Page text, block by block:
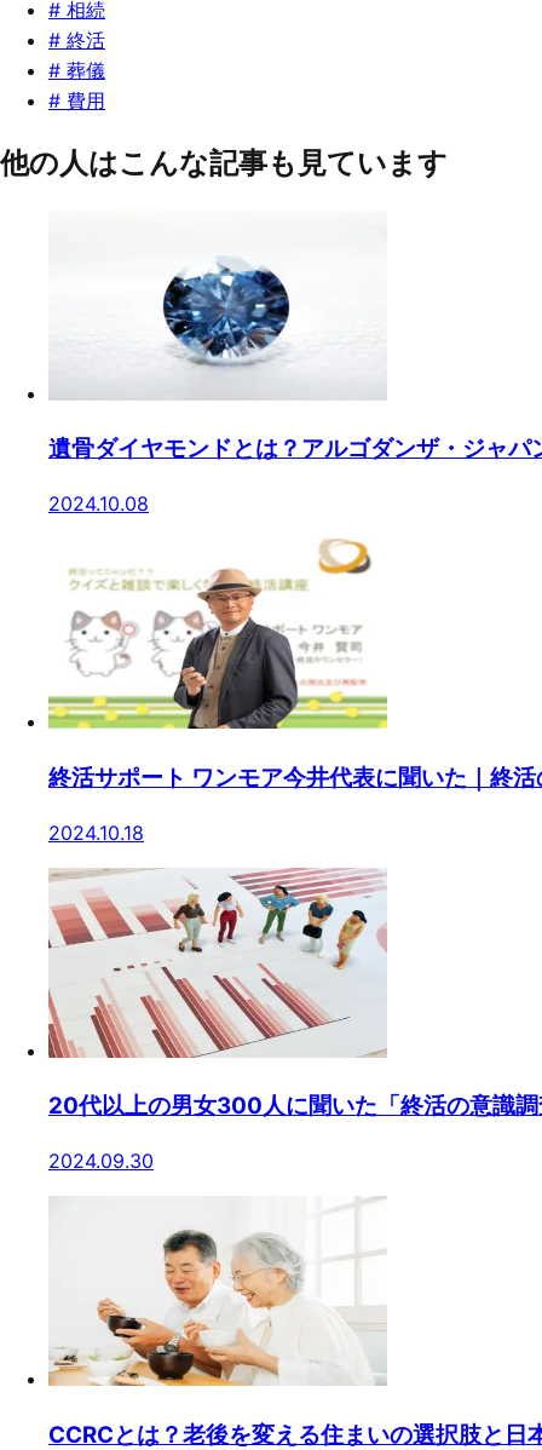
# 相続
# 終活
# 葬儀
# 費用
他の人はこんな記事も見ています
遺骨ダイヤモンドとは？アルゴダンザ・ジャパ
2024.10.08
終活サポート ワンモア今井代表に聞いた｜終
2024.10.18
20代以上の男女300人に聞いた「終活の意識
2024.09.30
CCRCとは？老後を変える住まいの選択肢と日